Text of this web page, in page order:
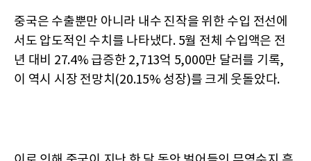
중국은 수출뿐만 아니라 내수 진작을 위한 수입 전선에
서도 압도적인 수치를 나타냈다. 5월 전체 수입액은 전
년 대비 27.4% 급증한 2,713억 5,000만 달러를 기록,
이 역시 시장 전망치(20.15% 성장)를 크게 웃돌았다.